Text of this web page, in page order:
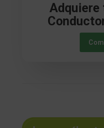
Adquiere